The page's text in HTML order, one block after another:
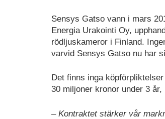
Sensys Gatso vann i mars
Energia Urakointi Oy,
rödljuskameror i Finland.
varvid Sensys Gatso nu har
Det finns inga
30 miljoner kronor under 3
– Kontraktet stärker vår